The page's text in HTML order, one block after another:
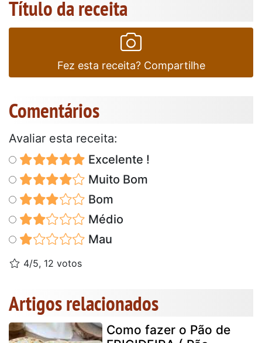
Título da receita
Fez esta receita? Compartilhe
Comentários
Avaliar esta receita:
Excelente !
Muito Bom
Bom
Médio
Mau
4/5, 12 votos
Artigos relacionados
Como fazer o Pão de